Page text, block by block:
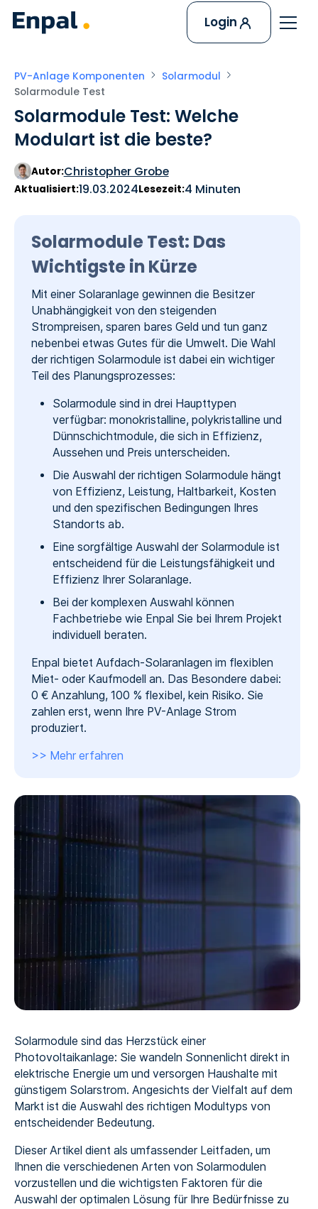
Login
PV-Anlage Komponenten
Solarmodul
Solarmodule Test
Solarmodule Test: Welche
Modulart ist die beste?
Autor:Christopher Grobe
Aktualisiert:19.03.2024Lesezeit:4 Minuten
Solarmodule Test: Das
Wichtigste in Kürze
Mit einer Solaranlage gewinnen die Besitzer
Unabhängigkeit von den steigenden
Strompreisen, sparen bares Geld und tun ganz
nebenbei etwas Gutes für die Umwelt. Die Wahl
der richtigen Solarmodule ist dabei ein wichtiger
Teil des Planungsprozesses:
Solarmodule sind in drei Haupttypen
verfügbar: monokristalline, polykristalline und
Dünnschichtmodule, die sich in Effizienz,
Aussehen und Preis unterscheiden.
Die Auswahl der richtigen Solarmodule hängt
von Effizienz, Leistung, Haltbarkeit, Kosten
und den spezifischen Bedingungen Ihres
Standorts ab.
Eine sorgfältige Auswahl der Solarmodule ist
entscheidend für die Leistungsfähigkeit und
Effizienz Ihrer Solaranlage.
Bei der komplexen Auswahl können
Fachbetriebe wie Enpal Sie bei Ihrem Projekt
individuell beraten.
Enpal bietet Aufdach-Solaranlagen im flexiblen
Miet- oder Kaufmodell an. Das Besondere dabei:
0 € Anzahlung, 100 % flexibel, kein Risiko. Sie
zahlen erst, wenn Ihre PV-Anlage Strom
produziert.
>> Mehr erfahren
Solarmodule sind das Herzstück einer
Photovoltaikanlage: Sie wandeln Sonnenlicht direkt in
elektrische Energie um und versorgen Haushalte mit
günstigem Solarstrom. Angesichts der Vielfalt auf dem
Markt ist die Auswahl des richtigen Modultyps von
entscheidender Bedeutung.
Dieser Artikel dient als umfassender Leitfaden, um
Ihnen die verschiedenen Arten von Solarmodulen
vorzustellen und die wichtigsten Faktoren für die
Auswahl der optimalen Lösung für Ihre Bedürfnisse zu